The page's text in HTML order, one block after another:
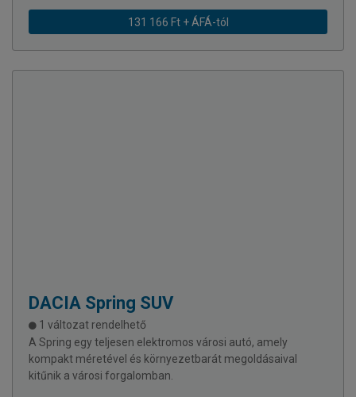
131 166 Ft + ÁFÁ-tól
DACIA Spring SUV
1 változat rendelhető
A Spring egy teljesen elektromos városi autó, amely
kompakt méretével és környezetbarát megoldásaival
kitűnik a városi forgalomban.